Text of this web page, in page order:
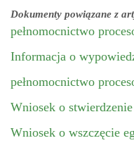
Dokumenty powiązane z
pełnomocnictwo
Informacja o
pełnomocnictwo
Wniosek o
Wniosek o wszczęcie